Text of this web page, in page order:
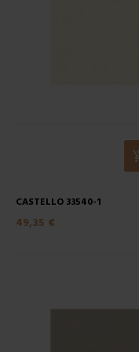
CASTELLO 33540-1
49,35 €